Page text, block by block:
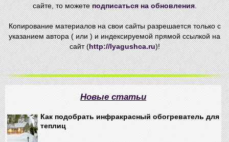
сайте, то можетеподписаться на обновления.
Копирование материалов на свои сайты разрешается только с
указанием автора ( или ) и индексируемой прямой ссылкой на
сайт (http://lyagushca.ru)!
Новые статьи
Как подобрать инфракрасный обогреватель для
теплиц